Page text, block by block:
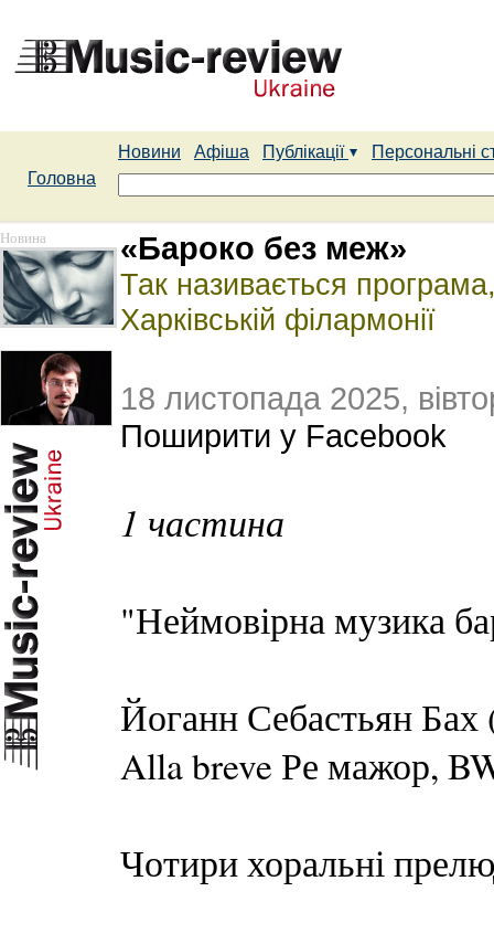
Новини Афіша Публікації
Персональні
Головна
Новина «Бароко без меж»
Так називається
Харківській філармонії
18 листопада 2025,
Поширити у Facebook
1 частина
"Неймовірна музика
Йоганн Себастьян Бах
Alla breve Ре мажор,
Чотири хоральні